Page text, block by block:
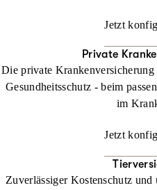
Jetzt
Private
Die private Krankenversicherung
Gesundheitsschutz - beim
im
Jetzt
Zuverlässiger Kostenschutz